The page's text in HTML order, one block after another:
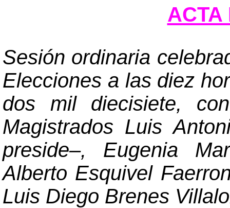
ACTA
Sesión ordinaria
Elecciones a las diez
dos mil diecisiete,
Magistrados Luis
preside–, Eugenia
Alberto Esquivel
Luis Diego Brenes